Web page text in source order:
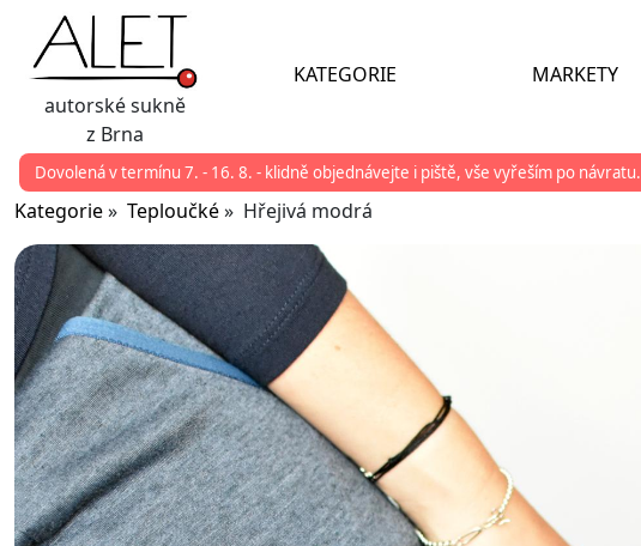
autorské sukně
z Brna
KATEGORIE MARKETY
Dovolená v termínu 7. - 16. 8. - klidně objednávejte i piště, vše vyřeším po
Kategorie» Teploučké» Hřejivá modrá